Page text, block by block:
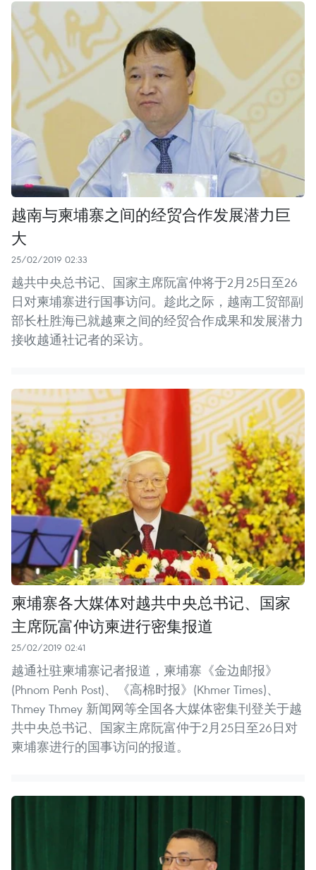
越南与柬埔寨之间的经贸合作发展潜力巨
大
25/02/2019 02:33
越共中央总书记、国家主席阮富仲将于2月25日至26
日对柬埔寨进行国事访问。趁此之际，越南工贸部副
部长杜胜海已就越柬之间的经贸合作成果和发展潜力
接收越通社记者的采访。
柬埔寨各大媒体对越共中央总书记、国家
主席阮富仲访柬进行密集报道
25/02/2019 02:41
越通社驻柬埔寨记者报道，柬埔寨《金边邮报》
(Phnom Penh Post)、《高棉时报》(Khmer Times)、
Thmey Thmey 新闻网等全国各大媒体密集刊登关于越
共中央总书记、国家主席阮富仲于2月25日至26日对
柬埔寨进行的国事访问的报道。